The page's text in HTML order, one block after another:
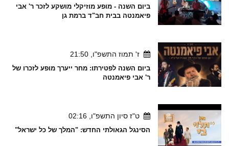
ביום השנה - מופע מוזיקלי מושקע לזכר ר' אבי
פיאמנטה בבית חב"ד ברמת גן
ז' תמוז התשפ"ו, 21:50
ביום השנה לפטירתו: מחר ייערך מופע לזכרו של
ר' אבי פיאמנטה
ט"ז סיון התשפ"ו, 02:16
הסינגל הגאולתי החדש: "המלך של כל ישראל"